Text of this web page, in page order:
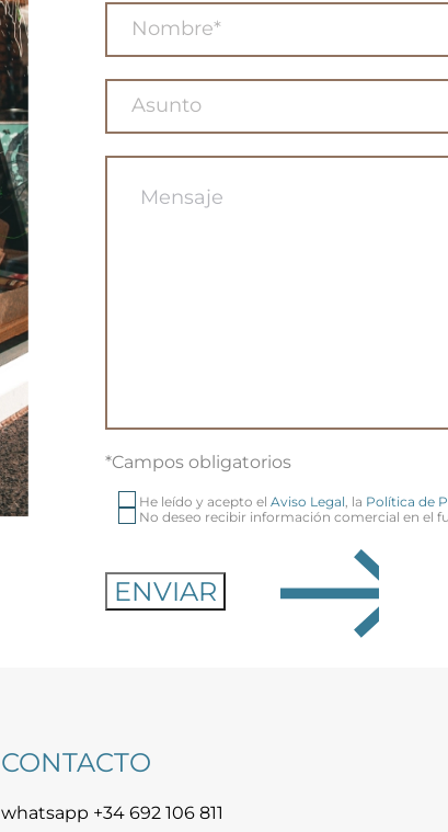
*Campos obligatorios
He leído y acepto el Aviso Legal , la Política de
No deseo recibir información comercial en el
CONTACTO
whatsapp +34 692 106 811